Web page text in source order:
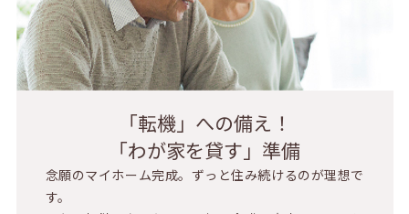
「転機」への備え！
「わが家を貸す」準備
念願のマイホーム完成。ずっと住み続けるのが理想で
す。